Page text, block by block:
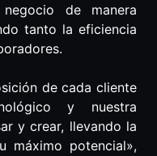
de manera
tanto la eficiencia
de cada cliente
y nuestra
y crear, llevando la
máximo potencial»,